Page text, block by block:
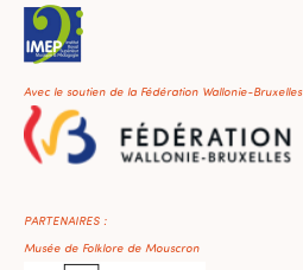
Avec le soutien de la Fédération Wallonie-Bruxelles
PARTENAIRES :
Musée de Folklore de Mouscron